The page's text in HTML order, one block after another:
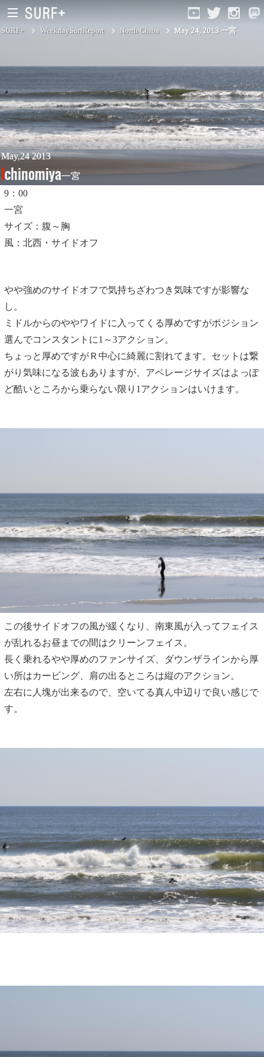
South Ibaraki
North Chiba
South Chiba
Unusually
Video Logs
Monthly Archive
SURF+ WeekdaySurfReport North Chiba May 24, 2013 一宮
May,24 2013
Ichinomiya一宮
9：00
一宮
サイズ：腹～胸
風：北西・サイドオフ
やや強めのサイドオフで気持ちざわつき気味ですが影響な
し。
ミドルからのややワイドに入ってくる厚めですがポジション
選んでコンスタントに1～3アクション。
ちょっと厚めですがＲ中心に綺麗に割れてます。セットは繋
がり気味になる波もありますが、アベレージサイズはよっぽ
ど酷いところから乗らない限り1アクションはいけます。
この後サイドオフの風が緩くなり、南東風が入ってフェイス
が乱れるお昼までの間はクリーンフェイス。
長く乗れるやや厚めのファンサイズ、ダウンザラインから厚
い所はカービング、肩の出るところは縦のアクション。
左右に人塊が出来るので、空いてる真ん中辺りで良い感じで
す。